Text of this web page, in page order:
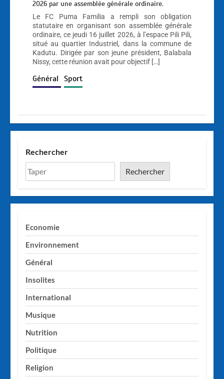
2026 par une assemblée générale ordinaire.
Le FC Puma Familia a rempli son obligation
statutaire en organisant son assemblée générale
ordinaire, ce jeudi 16 juillet 2026, à l’espace Pili Pili,
situé au quartier Industriel, dans la commune de
Kadutu. Dirigée par son jeune président, Balabala
Nissy, cette réunion avait pour objectif […]
Général Sport
Rechercher
Rechercher
Economie
Environnement
Général
Insolites
International
Musique
Nutrition
Politique
Religion